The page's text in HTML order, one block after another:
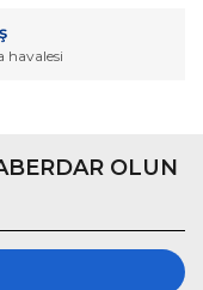
havalesi
OLUN